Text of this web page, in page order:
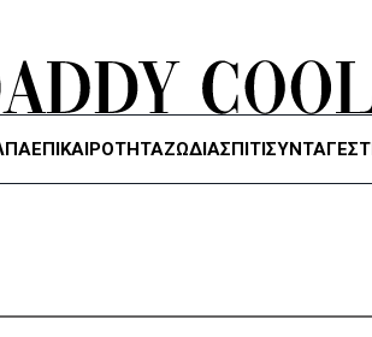
ΕΠΙΚΑΙΡΟΤΗΤΑΖΏΔΙΑΣΠΙΤΙΣΥΝΤΑΓΕΣ